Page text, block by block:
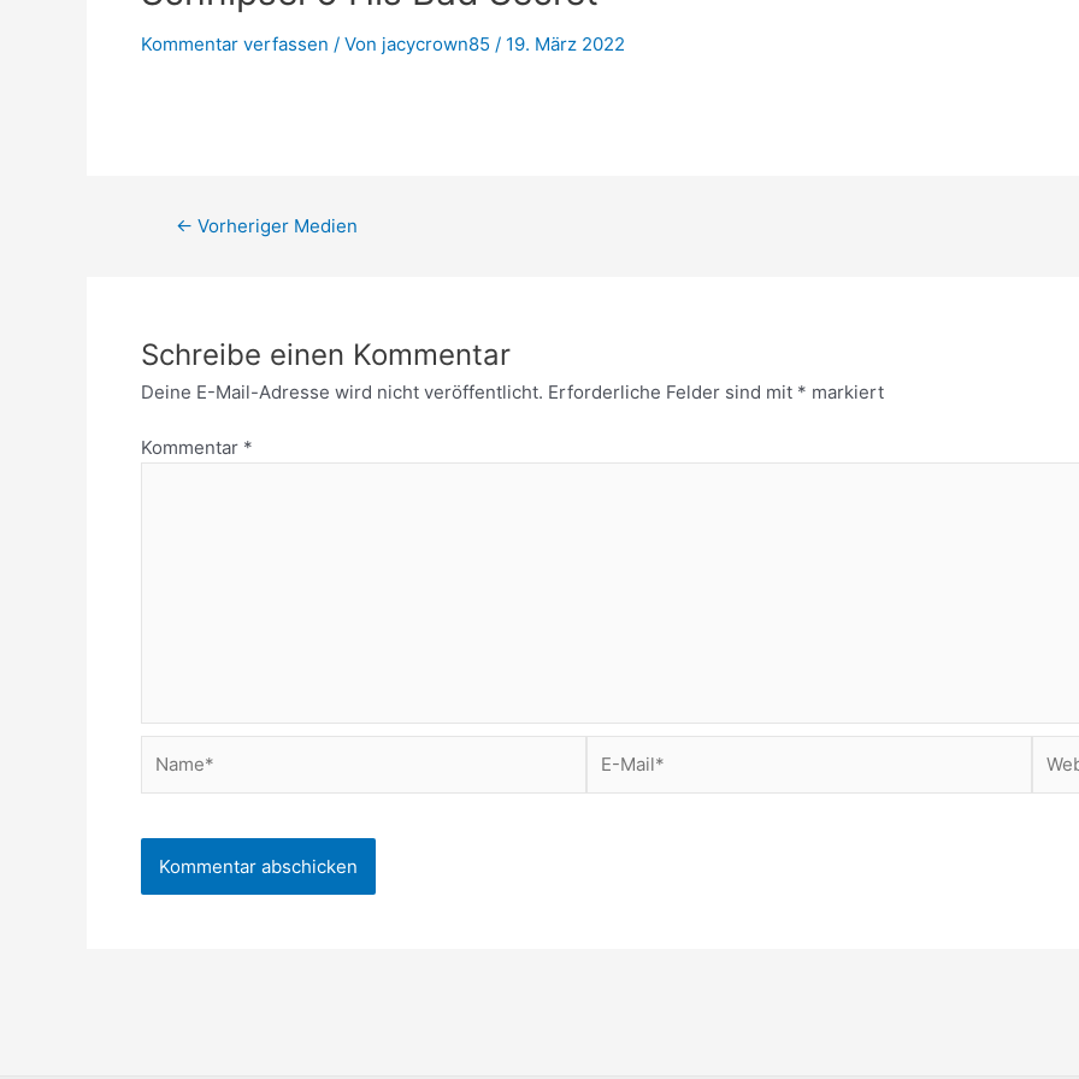
Kommentar verfassen / Von jacycrown85 / 19. März 2022
← Vorheriger Medien
Schreibe einen Kommentar
Deine E-Mail-Adresse wird nicht veröffentlicht. Erforderliche Felder sind mit * markiert
Kommentar *
Mail*